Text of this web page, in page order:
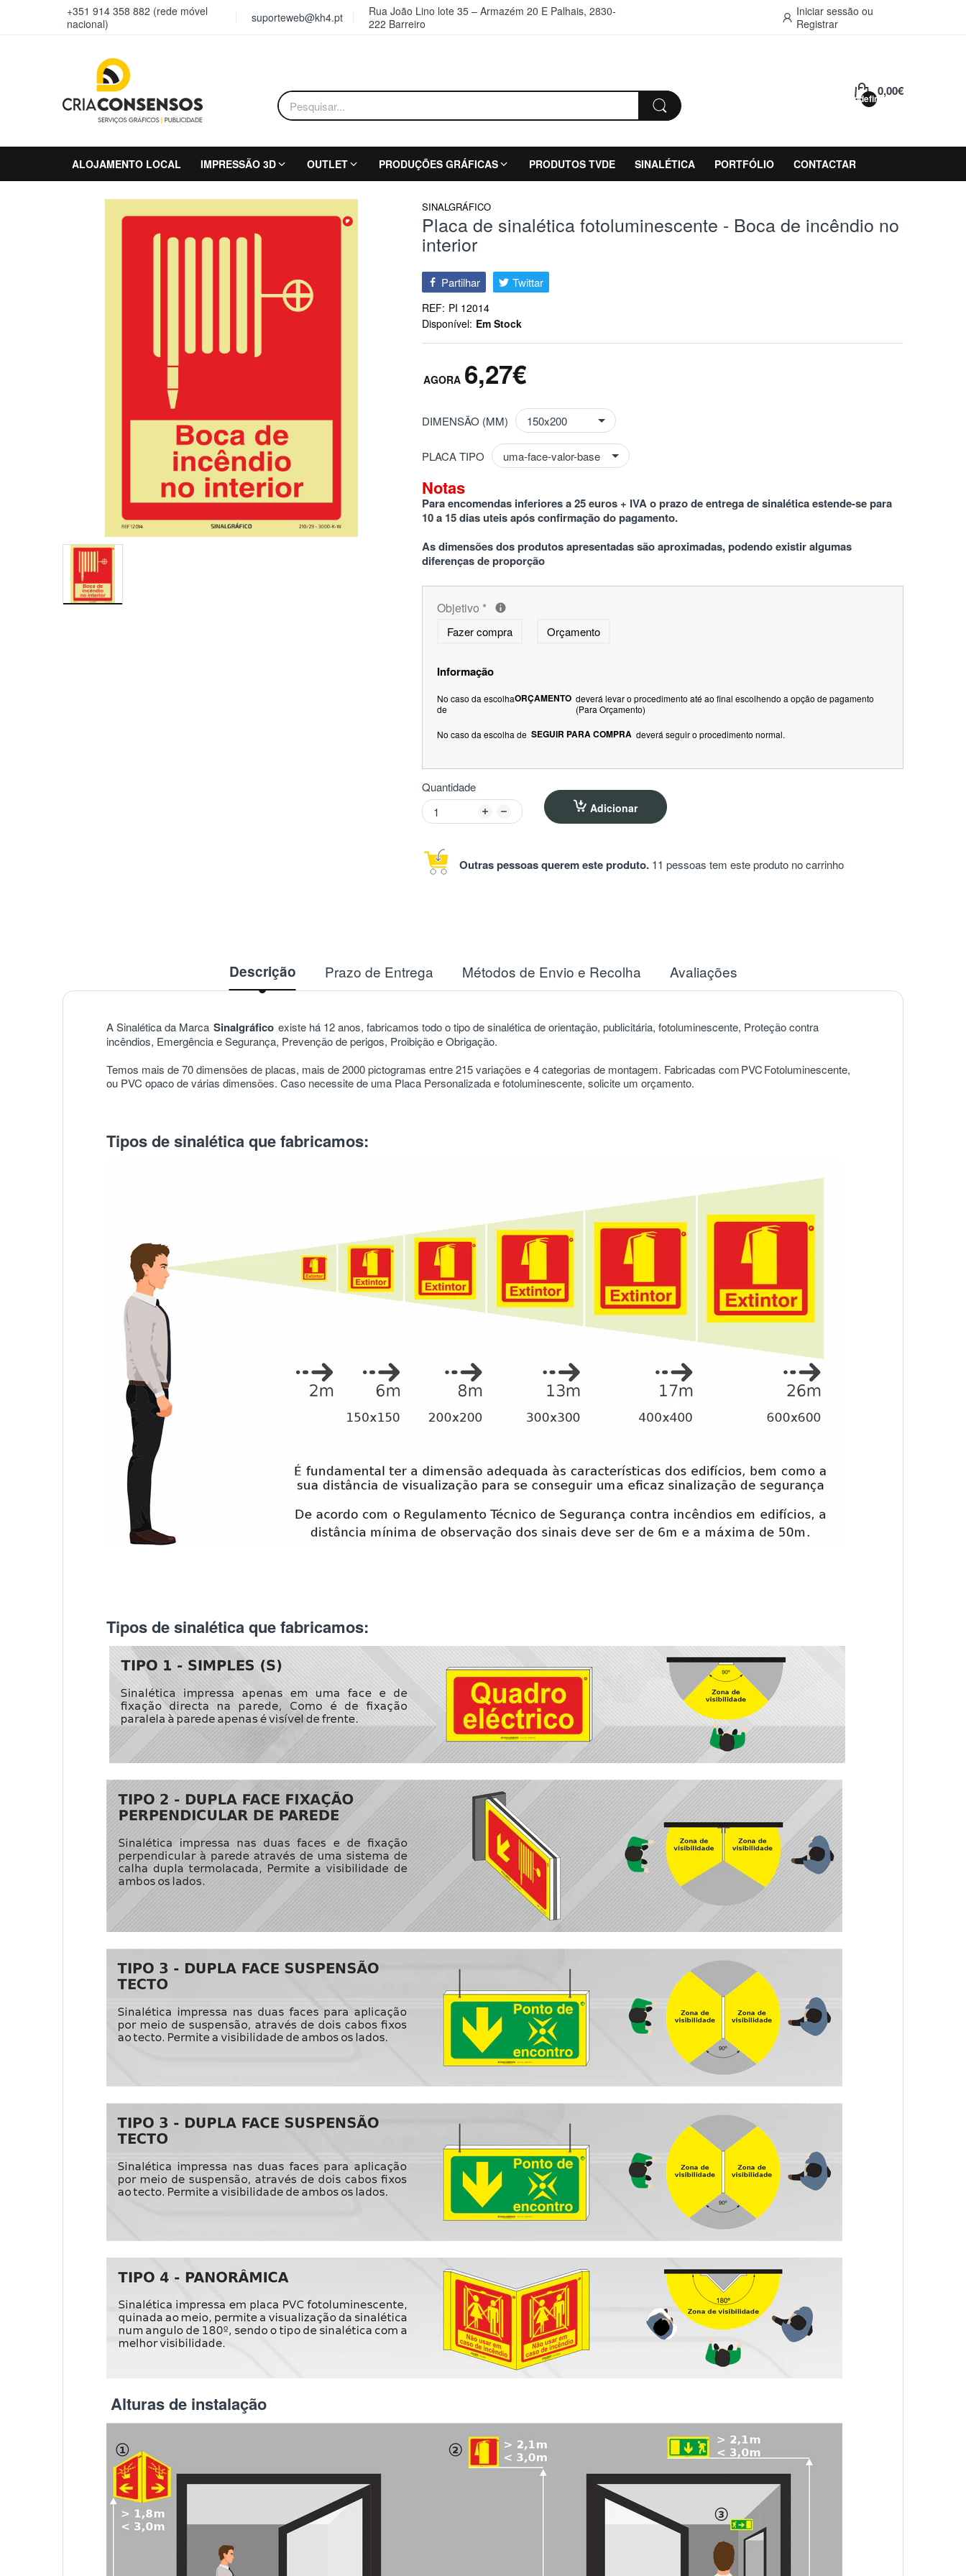
+351 914 358 882 (rede móvel
nacional)
suporteweb@kh4.pt
Rua João Lino lote 35 – Armazém 20 E Palhais, 2830-
222 Barreiro
Iniciar sessãoou
Registrar
undefined0,00€
ALOJAMENTO LOCAL IMPRESSÃO 3D OUTLET PRODUÇÕES GRÁFICAS PRODUTOS TVDE SINALÉTICA PORTFÓLIO CONTACTAR
SINALGRÁFICO
Placa de sinalética fotoluminescente - Boca de incêndio no
interior
Partilhar Twittar
REF: PI 12014
Disponível: Em Stock
6,27€
DIMENSÃO (MM)
PLACA TIPO
Notas
Para encomendas inferiores a 25 euros + IVA o prazo de entrega de sinalética estende-se para
10 a 15 dias uteis após confirmação do pagamento.
As dimensões dos produtos apresentadas são aproximadas, podendo existir algumas
diferenças de proporção
Objetivo *
Fazer compra Orçamento
Informação
No caso da escolha
de
ORÇAMENTOdeverá levar o procedimento até ao final escolhendo a opção de pagamento
(Para Orçamento)
No caso da escolha de SEGUIR PARA COMPRA deverá seguir o procedimento normal.
Quantidade
Adicionar
Outras pessoas querem este produto. 11 pessoas tem este produto no carrinho
Descrição Prazo de Entrega Métodos de Envio e Recolha Avaliações
A Sinalética da Marca Sinalgráfico existe há 12 anos, fabricamos todo o tipo de sinalética de orientação, publicitária, fotoluminescente, Proteção contra
incêndios, Emergência e Segurança, Prevenção de perigos, Proibição e Obrigação.
Temos mais de 70 dimensões de placas, mais de 2000 pictogramas entre 215 variações e 4 categorias de montagem. Fabricadas comPVCFotoluminescente,
ou PVC opaco de várias dimensões. Caso necessite de uma Placa Personalizada e fotoluminescente, solicite um orçamento.
Tipos de sinalética que fabricamos:
Tipos de sinalética que fabricamos:
Alturas de instalação